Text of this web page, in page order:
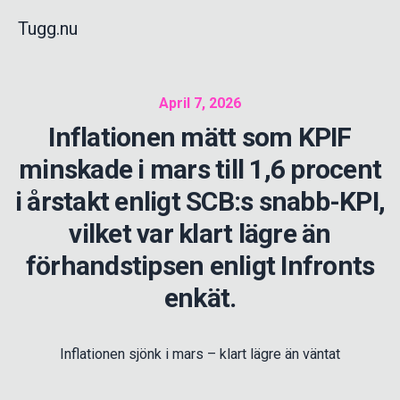
Tugg.nu
April 7, 2026
Inflationen mätt som KPIF
minskade i mars till 1,6 procent
i årstakt enligt SCB:s snabb-KPI,
vilket var klart lägre än
förhandstipsen enligt Infronts
enkät.
Inflationen sjönk i mars – klart lägre än väntat